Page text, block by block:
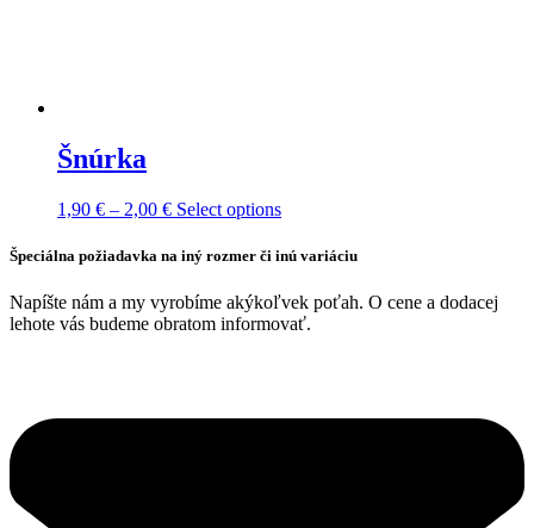
Šnúrka
1,90 € – 2,00 €Price
1,90 €
2,00 €
Select optionsThis
has
variants.
The
options
on
Špeciálna požiadavka na iný rozmer či inú variáciu
Napíšte nám a my vyrobíme akýkoľvek poťah. O cene a dodacej
lehote vás budeme obratom informovať.